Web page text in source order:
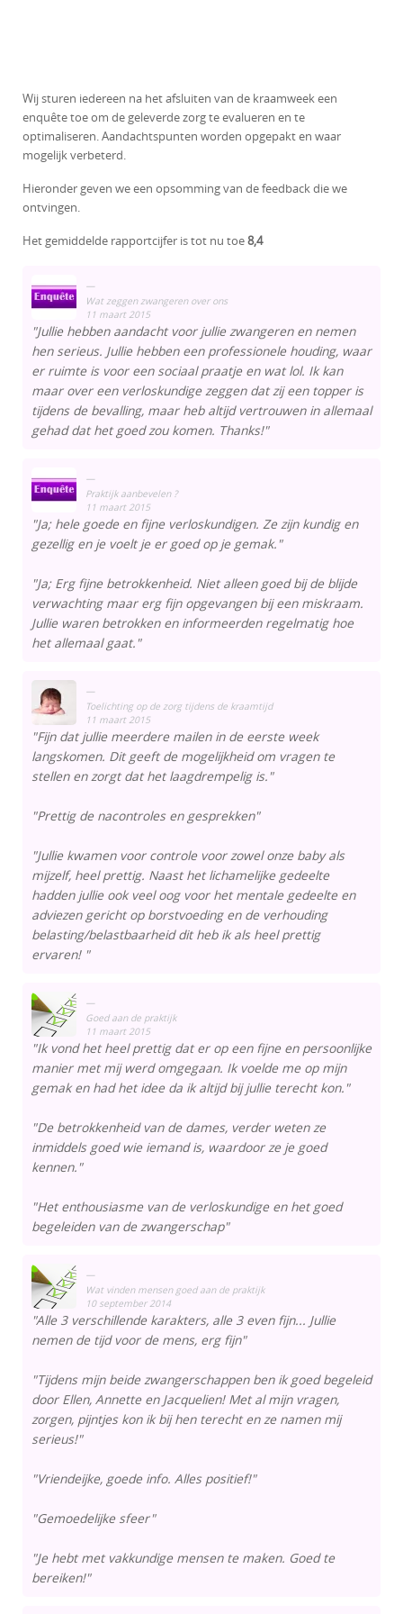
Wij sturen iedereen na het afsluiten van de kraamweek een
enquête toe om de geleverde zorg te evalueren en te
optimaliseren. Aandachtspunten worden opgepakt en waar
mogelijk verbeterd.
Hieronder geven we een opsomming van de feedback die we
ontvingen.
Het gemiddelde rapportcijfer is tot nu toe8,4
Wat zeggen zwangeren over ons
11 maart 2015
"Jullie hebben aandacht voor jullie zwangeren en nemen
hen serieus. Jullie hebben een professionele houding, waar
er ruimte is voor een sociaal praatje en wat lol. Ik kan
maar over een verloskundige zeggen dat zij een topper is
tijdens de bevalling, maar heb altijd vertrouwen in allemaal
gehad dat het goed zou komen. Thanks!"
Praktijk aanbevelen ?
11 maart 2015
"Ja; hele goede en fijne verloskundigen. Ze zijn kundig en
gezellig en je voelt je er goed op je gemak."
"Ja; Erg fijne betrokkenheid. Niet alleen goed bij de blijde
verwachting maar erg fijn opgevangen bij een miskraam.
Jullie waren betrokken en informeerden regelmatig hoe
het allemaal gaat."
Toelichting op de zorg tijdens de kraamtijd
11 maart 2015
"Fijn dat jullie meerdere mailen in de eerste week
langskomen. Dit geeft de mogelijkheid om vragen te
stellen en zorgt dat het laagdrempelig is."
"Prettig de nacontroles en gesprekken"
"Jullie kwamen voor controle voor zowel onze baby als
mijzelf, heel prettig. Naast het lichamelijke gedeelte
hadden jullie ook veel oog voor het mentale gedeelte en
adviezen gericht op borstvoeding en de verhouding
belasting/belastbaarheid dit heb ik als heel prettig
ervaren! "
Goed aan de praktijk
11 maart 2015
"Ik vond het heel prettig dat er op een fijne en persoonlijke
manier met mij werd omgegaan. Ik voelde me op mijn
gemak en had het idee da ik altijd bij jullie terecht kon."
"De betrokkenheid van de dames, verder weten ze
inmiddels goed wie iemand is, waardoor ze je goed
kennen."
"Het enthousiasme van de verloskundige en het goed
begeleiden van de zwangerschap"
Wat vinden mensen goed aan de praktijk
10 september 2014
"Alle 3 verschillende karakters, alle 3 even fijn... Jullie
nemen de tijd voor de mens, erg fijn"
"Tijdens mijn beide zwangerschappen ben ik goed begeleid
door Ellen, Annette en Jacquelien! Met al mijn vragen,
zorgen, pijntjes kon ik bij hen terecht en ze namen mij
serieus!"
"Vriendeijke, goede info. Alles positief!"
"Gemoedelijke sfeer"
"Je hebt met vakkundige mensen te maken. Goed te
bereiken!"